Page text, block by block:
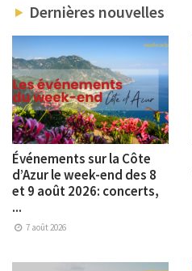
Dernières nouvelles
Événements sur la Côte
d’Azur le week-end des 8
et 9 août 2026: concerts,
...
7 août 2026